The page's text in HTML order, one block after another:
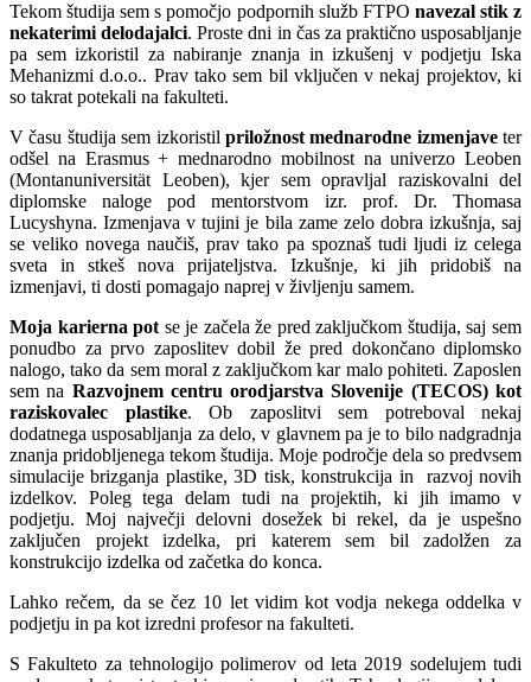
Tekom študija sem s pomočjo podpornih služb FTPO navezal stik z
nekaterimi delodajalci. Proste dni in čas za praktično usposabljanje
pa sem izkoristil za nabiranje znanja in izkušenj v podjetju Iska
Mehanizmi d.o.o.. Prav tako sem bil vključen v nekaj projektov, ki
so takrat potekali na fakulteti.
V času študija sem izkoristil priložnost mednarodne izmenjaveter
odšel na Erasmus + mednarodno mobilnost na univerzo Leoben
(Montanuniversität Leoben), kjer sem opravljal raziskovalni del
diplomske naloge pod mentorstvom izr. prof. Dr. Thomasa
Lucyshyna. Izmenjava v tujini je bila zame zelo dobra izkušnja, saj
se veliko novega naučiš, prav tako pa spoznaš tudi ljudi iz celega
sveta in stkeš nova prijateljstva. Izkušnje, ki jih pridobiš na
izmenjavi, ti dosti pomagajo naprej v življenju samem.
Moja karierna pot se je začela že pred zaključkom študija, saj sem
ponudbo za prvo zaposlitev dobil že pred dokončano diplomsko
nalogo, tako da sem moral z zaključkom kar malo pohiteti. Zaposlen
sem na Razvojnem centru orodjarstva Slovenije (TECOS) kot
raziskovalec plastike. Ob zaposlitvi sem potreboval nekaj
dodatnega usposabljanja za delo, v glavnem pa je to bilo nadgradnja
znanja pridobljenega tekom študija. Moje področje dela so predvsem
simulacije brizganja plastike, 3D tisk, konstrukcija in razvoj novih
izdelkov. Poleg tega delam tudi na projektih, ki jih imamo v
podjetju. Moj največji delovni dosežek bi rekel, da je uspešno
zaključen projekt izdelka, pri katerem sem bil zadolžen za
konstrukcijo izdelka od začetka do konca.
Lahko rečem, da se čez 10 let vidim kot vodja nekega oddelka v
podjetju in pa kot izredni profesor na fakulteti.
S Fakulteto za tehnologijo polimerov od leta 2019 sodelujem tudi